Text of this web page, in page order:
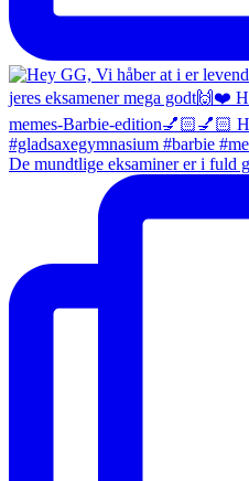
De mundtlige eksaminer er i fuld